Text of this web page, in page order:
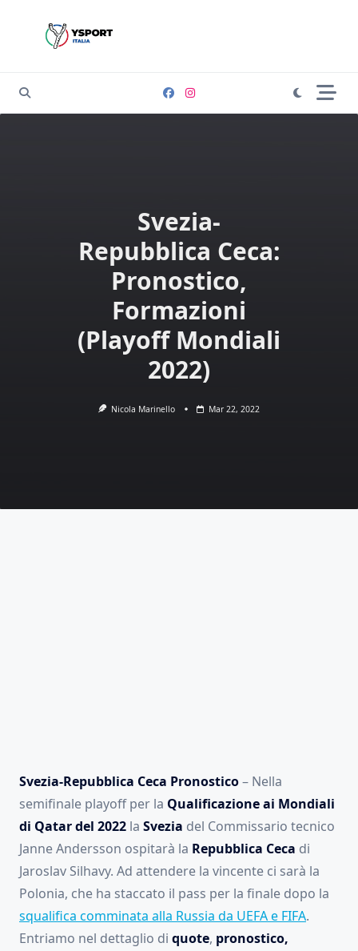
Svezia-
Repubblica Ceca:
Pronostico,
Formazioni
(Playoff Mondiali
2022)
Nicola Marinello Mar 22, 2022
Svezia-Repubblica Ceca Pronostico– Nella
semifinale playoff per la Qualificazione ai Mondiali
di Qatar del 2022 la Svezia del Commissario tecnico
Janne Andersson ospitarà la Repubblica Ceca di
Jaroslav Silhavy. Ad attendere la vincente ci sarà la
Polonia, che ha staccato il pass per la finale dopo la
squalifica comminata alla Russia da UEFA e FIFA.
Entriamo nel dettaglio di quote, pronostico,